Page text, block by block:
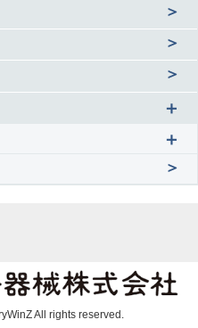
＞
＞
＞
＋
＋
＞
All rights reserved.